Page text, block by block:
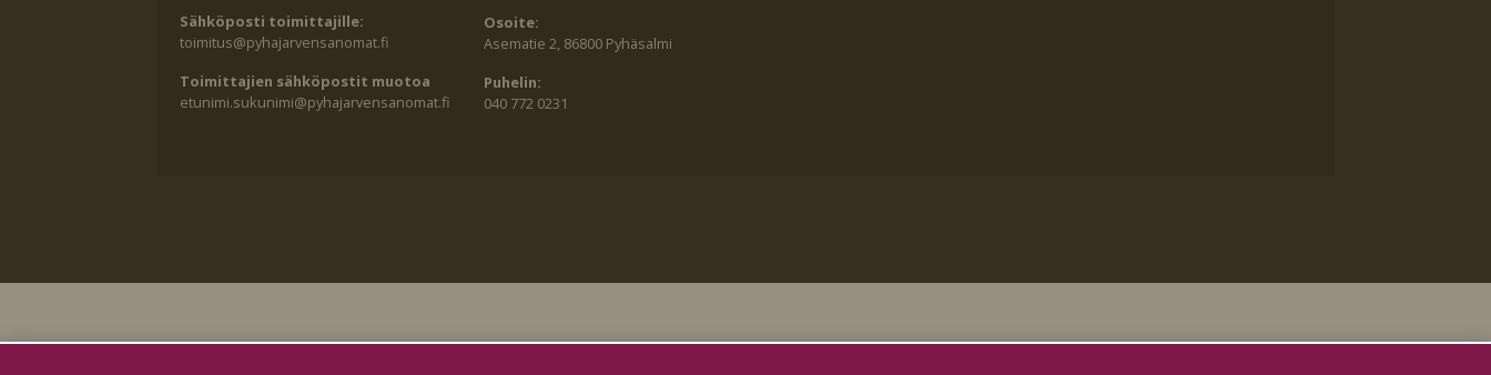
Sähköposti toimittajille:
toimitus@pyhajarvensanomat.fi
Toimittajien sähköpostit muotoa
etunimi.sukunimi@pyhajarvensanomat.fi
Osoite:
Asematie 2, 86800 Pyhäsalmi
Puhelin:
040 772 0231